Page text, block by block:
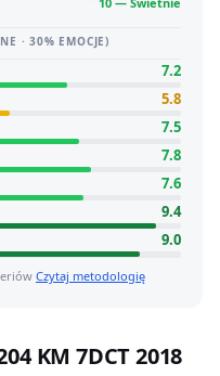
· 30% EMOCJE)
7.2
5.8
7.5
7.8
7.6
9.4
9.0
Czytaj metodologię
KM 7DCT 2018